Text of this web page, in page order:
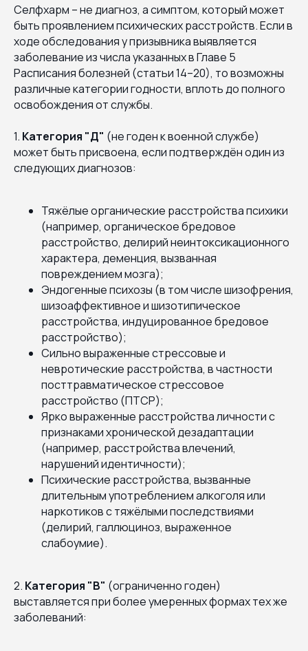
Селфхарм – не диагноз, а симптом, который может
быть проявлением психических расстройств. Если в
ходе обследования у призывника выявляется
заболевание из числа указанных в Главе 5
Расписания болезней (статьи 14–20), то возможны
различные категории годности, вплоть до полного
освобождения от службы.
1. Категория "Д" (не годен к военной службе)
может быть присвоена, если подтверждён один из
следующих диагнозов:
Тяжёлые органические расстройства психики
(например, органическое бредовое
расстройство, делирий неинтоксикационного
характера, деменция, вызванная
повреждением мозга);
Эндогенные психозы (в том числе шизофрения,
шизоаффективное и шизотипическое
расстройства, индуцированное бредовое
расстройство);
Сильно выраженные стрессовые и
невротические расстройства, в частности
посттравматическое стрессовое
расстройство (ПТСР);
Ярко выраженные расстройства личности с
признаками хронической дезадаптации
(например, расстройства влечений,
нарушений идентичности);
Психические расстройства, вызванные
длительным употреблением алкоголя или
наркотиков с тяжёлыми последствиями
(делирий, галлюциноз, выраженное
слабоумие).
2. Категория "В" (ограниченно годен)
выставляется при более умеренных формах тех же
заболеваний: